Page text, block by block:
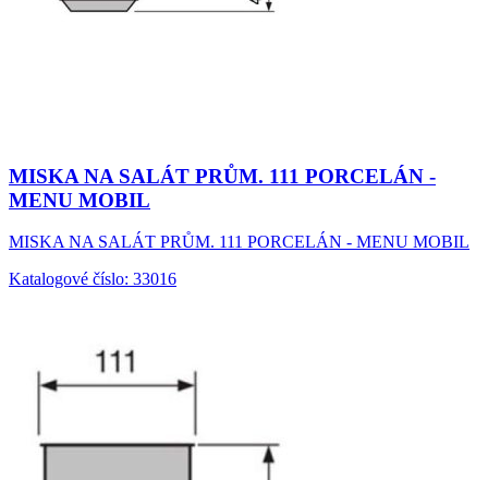
MISKA NA SALÁT PRŮM. 111 PORCELÁN -
MENU MOBIL
MISKA NA SALÁT PRŮM. 111 PORCELÁN - MENU MOBIL
Katalogové číslo: 33016